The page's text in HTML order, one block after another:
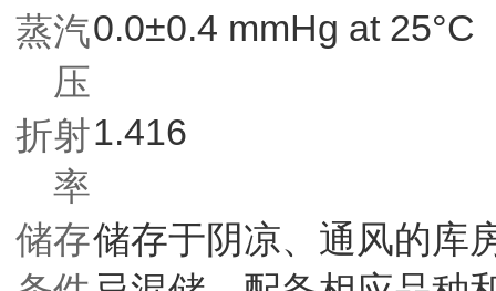
蒸汽
压
0.0±0.4 mmHg at 25°C
折射
率
1.416
储存储存于阴凉、通风的库